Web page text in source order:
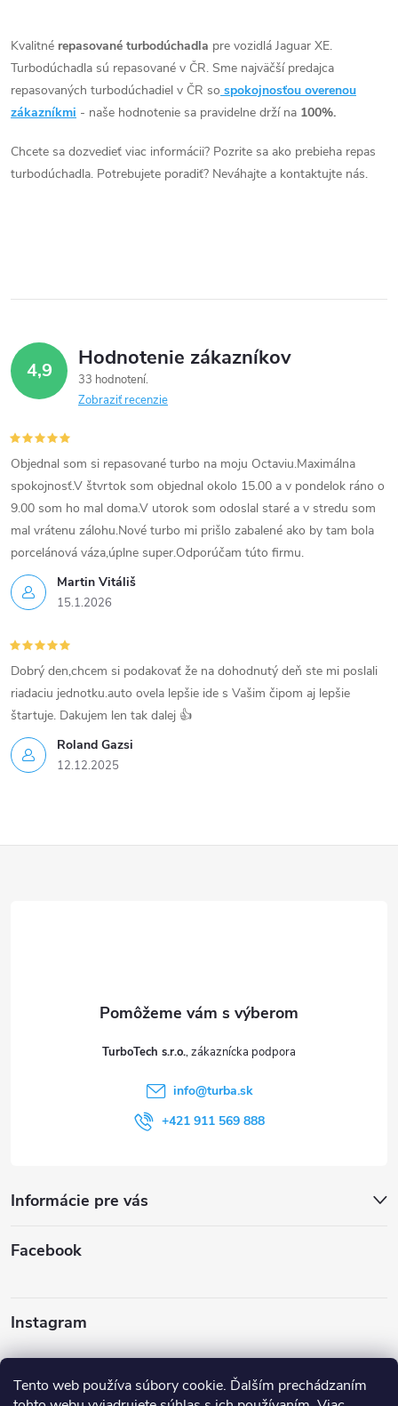
Tento web používa súbory cookie. Ďalším prechádzaním
t
o
v
o
v
110kW 120kW 132kW, Range
Rover Velar 132kW 177kW
v
l
á
d
e
p
r
v
k
y
v
ý
p
s
u
Kvalitné repasované turbodúchadla pre vozidlá Jaguar XE.
Turbodúchadla sú repasované v ČR. Sme najväčší predajca
repasovaných turbodúchadiel v ČR so spokojnosťou overenou
zákazníkmi - naše hodnotenie sa pravidelne drží na 100%.
Chcete sa dozvedieť viac informácii? Pozrite sa ako prebieha repas
turbodúchadla. Potrebujete poradiť? Neváhajte a kontaktujte nás.
4,9 Hodnotenie zákazníkov
33 hodnotení
Zobraziť recenzie
Martin Vitáliš
15.1.2026
Objednal som si repasované turbo na moju Octaviu.Maximálna
spokojnosť.V štvrtok som objednal okolo 15.00 a v pondelok ráno o
9.00 som ho mal doma.V utorok som odoslal staré a v stredu som
mal vrátenu zálohu.Nové turbo mi prišlo zabalené ako by tam bola
porcelánová váza,úplne super.Odporúčam túto firmu.
Roland Gazsi
12.12.2025
Dobrý den,chcem si podakovať že na dohodnutý deň ste mi poslali
riadaciu jednotku.auto ovela lepšie ide s Vašim čipom aj lepšie
štartuje. Dakujem len tak dalej 👍
TurboTech s.r.o.
info@turba.sk
+421 911 569 888
Informácie pre vás
Facebook
Instagram
Sledovať na Instagrame